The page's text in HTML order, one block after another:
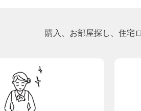
購入、お部屋探し、住宅